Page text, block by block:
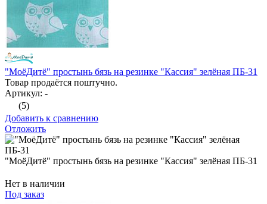
"МоёДитё" простынь бязь на резинке "Кассия" зелёная ПБ-31
Товар продаётся поштучно.
Артикул: -
(5)
Добавить к сравнению
Отложить
"МоёДитё" простынь бязь на резинке "Кассия" зелёная ПБ-31
Нет в наличии
Под заказ